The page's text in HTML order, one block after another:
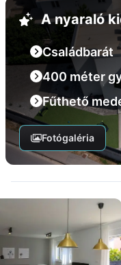
A nyaraló
Családbarát
400 méter
Fűthető
Fotógaléria